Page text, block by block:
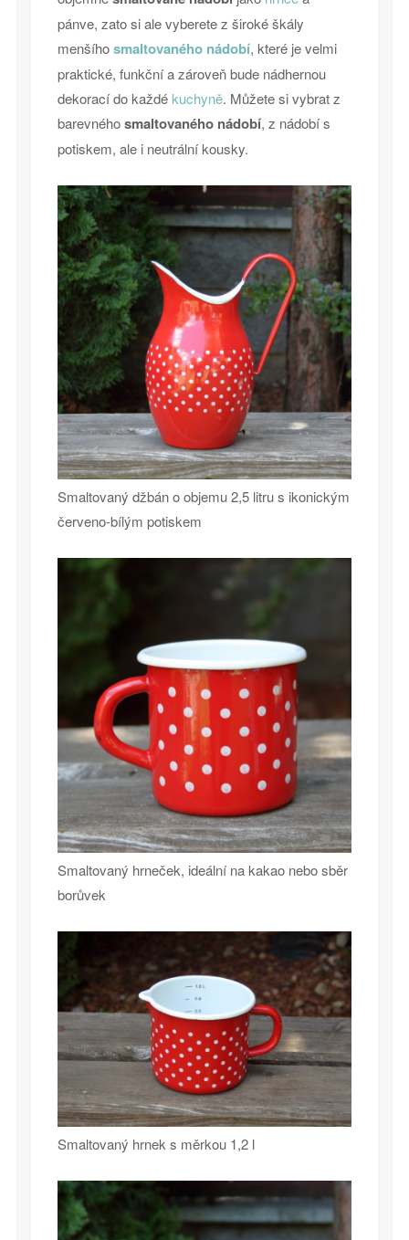
pánve, zato si ale vyberete z široké škály
menšíhosmaltovaného nádobí, které je velmi
praktické, funkční a zároveň bude nádhernou
dekorací do každé kuchyně. Můžete si vybrat z
barevnéhosmaltovaného nádobí, z nádobí s
potiskem, ale i neutrální kousky.
Smaltovaný džbán o objemu 2,5 litru s ikonickým
červeno-bílým potiskem
Smaltovaný hrneček, ideální na kakao nebo sběr
borůvek
Smaltovaný hrnek s měrkou 1,2 l